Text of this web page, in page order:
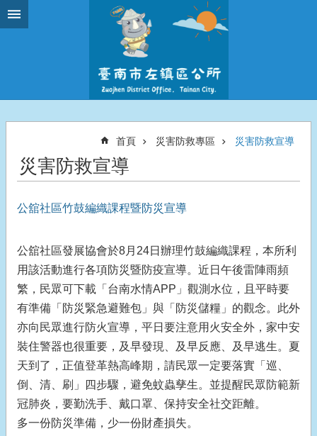
跳到主要內容區塊
首頁 災害防救專區 災害防救宣導
災害防救宣導
公舘社區竹鼓編織課程暨防災宣導
公舘社區發展協會於8月24日辦理竹鼓編織課程，本所利
用該活動進行各項防災暨防疫宣導。近日午後雷陣雨頻
繁，民眾可下載「台南水情APP」觀測水位，且平時要
有準備「防災緊急避難包」與「防災儲糧」的觀念。此外
亦向民眾進行防火宣導，平日要注意用火安全外，家中安
裝住警器也很重要，及早發現、及早反應、及早逃生。夏
天到了，正值登革熱高峰期，請民眾一定要落實「巡、
倒、清、刷」四步驟，避免蚊蟲孳生。並提醒民眾防範新
冠肺炎，要勤洗手、戴口罩、保持安全社交距離。
多一份防災準備，少一份財產損失。